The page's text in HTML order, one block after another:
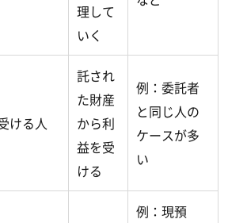
理して
いく
ける人
託され
た財産
から利
益を受
ける
例：委託者
と同じ人の
ケースが多
い
例：現預